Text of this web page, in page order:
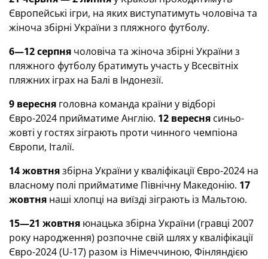
Європейські ігри, на яких виступатимуть чоловіча та
жіноча збірні України з пляжного футболу.
6—12 серпня чоловіча та жіноча збірні України з
пляжного футболу братимуть участь у Всесвітніх
пляжних іграх на Балі в Індонезії.
9 вересня головна команда країни у відборі
Євро-2024 прийматиме Англію. 12 вересня синьо-
жовті у гостях зіграють проти чинного чемпіона
Європи, Італії.
14 жовтнязбірна України у кваліфікації Євро-2024 на
власному полі прийматиме Північну Македонію. 17
жовтня наші хлопці на виїзді зіграють із Мальтою.
15—21 жовтня юнацька збірна України (гравці 2007
року народження) розпочне свій шлях у кваліфікації
Євро-2024 (U-17) разом із Німеччиною, Фінляндією